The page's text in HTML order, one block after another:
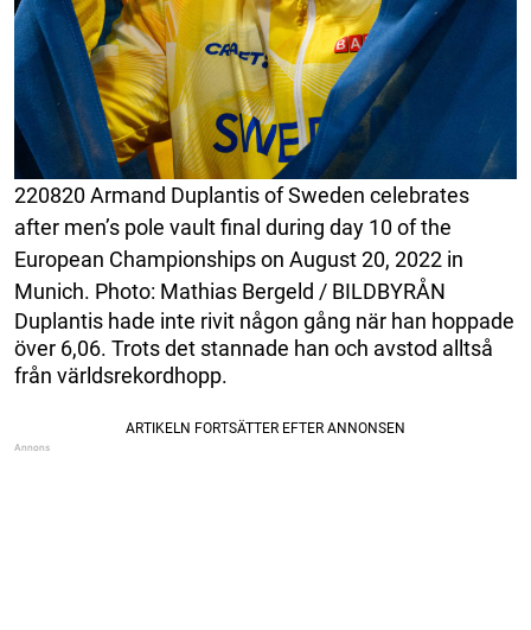
220820 Armand Duplantis of Sweden celebrates
after men’s pole vault final during day 10 of the
European Championships on August 20, 2022 in
Munich. Photo: Mathias Bergeld / BILDBYRÅN
Duplantis hade inte rivit någon gång när han hoppade
över 6,06. Trots det stannade han och avstod alltså
från världsrekordhopp.